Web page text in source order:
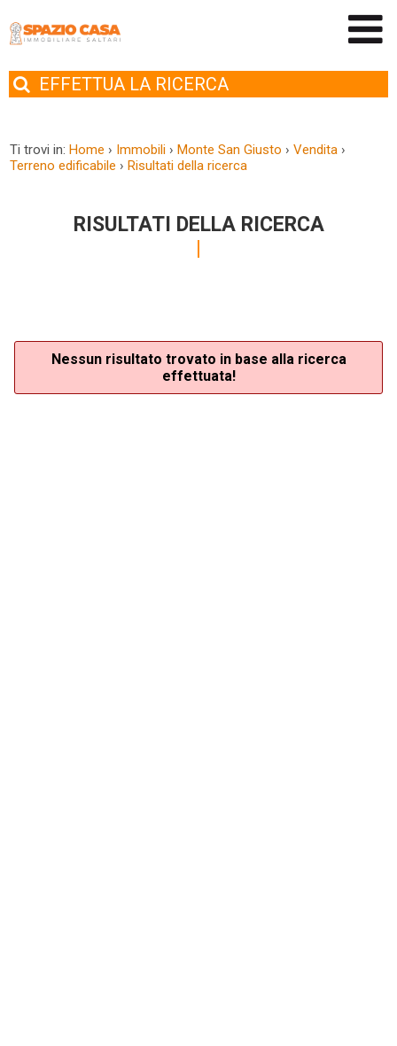
EFFETTUA LA RICERCA
Ti trovi in:Home › Immobili ›Monte San Giusto ›Vendita ›
Terreno edificabile ›Risultati della ricerca
RISULTATI DELLA RICERCA
Nessun risultato trovato in base alla ricerca
effettuata!